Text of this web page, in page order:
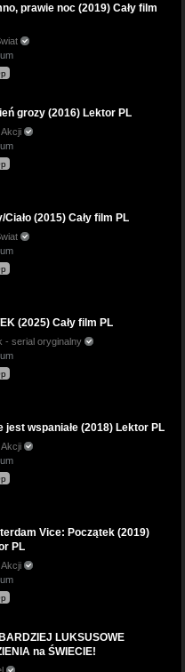
prawie noc (2019) Cały film
grozy (2016) Lektor PL
Ciało (2015) Cały film PL
(2025) Cały film PL
- serial oryginalny
jest wspaniałe (2018) Lektor PL
Vice: Początek (2019)
PL
Akcji
LUKSUSOWE
na ŚWIECIE!